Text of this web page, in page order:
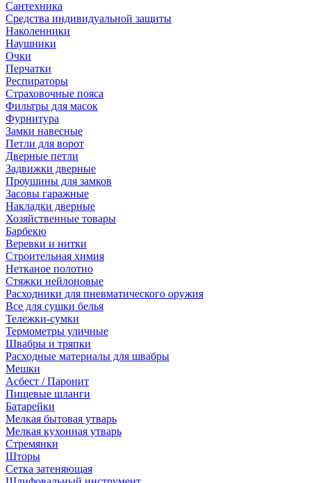
Сантехника
Средства индивидуальной защиты
Наколенники
Наушники
Очки
Перчатки
Респираторы
Страховочные пояса
Фильтры для масок
Фурнитура
Замки навесные
Петли для ворот
Дверные петли
Задвижки дверные
Проушины для замков
Засовы гаражные
Накладки дверные
Хозяйственные товары
Барбекю
Веревки и нитки
Строительная химия
Нетканое полотно
Стяжки нейлоновые
Расходники для пневматического оружия
Все для сушки белья
Тележки-сумки
Термометры уличные
Швабры и тряпки
Расходные материалы для швабры
Мешки
Асбест / Паронит
Пищевые шланги
Батарейки
Мелкая бытовая утварь
Мелкая кухонная утварь
Стремянки
Шторы
Сетка затеняющая